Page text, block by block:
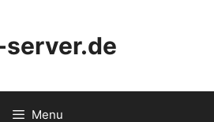
Menu